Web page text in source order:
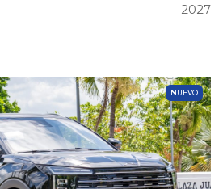
2027
NUEVO